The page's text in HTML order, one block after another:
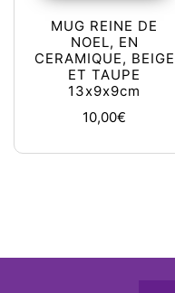
MUG REINE DE
NOEL, EN
CERAMIQUE, BEIGE
ET TAUPE
13x9x9cm
10,00€